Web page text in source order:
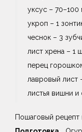
уксус – 70–100
укроп – 1
чеснок – 3
лист хрена – 1
перец
лавровый лист
листья вишни
Пошаговый рецепт